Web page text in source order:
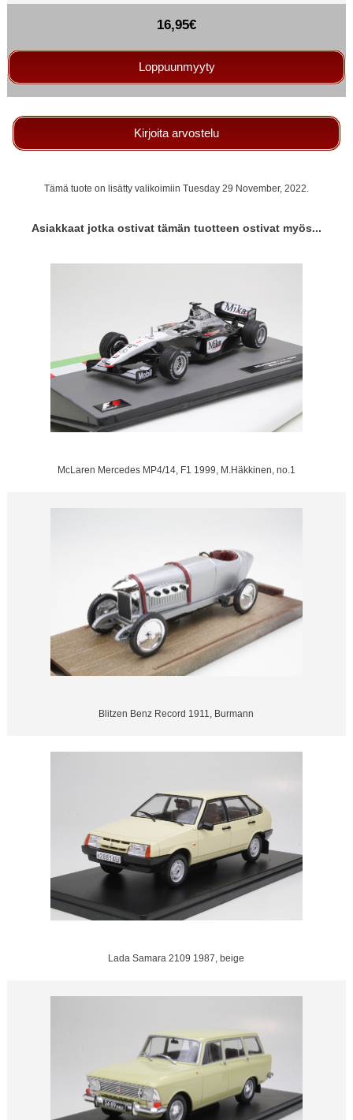
16,95€
Loppuunmyyty
Kirjoita arvostelu
Tämä tuote on lisätty valikoimiin Tuesday 29 November, 2022.
Asiakkaat jotka ostivat tämän tuotteen ostivat myös...
McLaren Mercedes MP4/14, F1 1999, M.Häkkinen, no.1
Blitzen Benz Record 1911, Burmann
Lada Samara 2109 1987, beige